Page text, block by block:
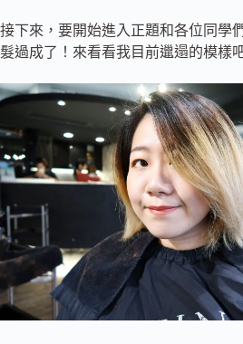
接下來，要開始進入正題和各位同學
髮過成了！來看看我目前邋遢的模樣